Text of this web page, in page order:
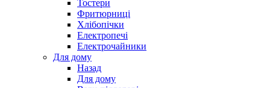
Тостери
Фритюрниці
Хлібопічки
Електропечі
Електрочайники
Для дому
Назад
Для дому